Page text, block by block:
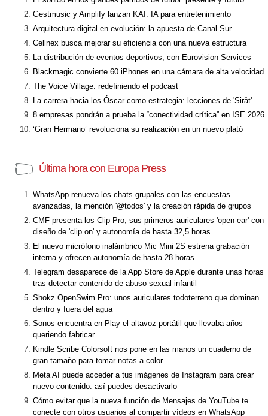
Gestmusic y Amplify lanzan KAI: IA para entretenimiento
Arquitectura digital en evolución: la apuesta de Canal Sur
Cellnex busca mejorar su eficiencia con una nueva estructura
La distribución de eventos deportivos, con Eurovision Services
Blackmagic convierte 60 iPhones en una cámara de alta velocidad
The Voice Village: redefiniendo el podcast
La carrera hacia los Óscar como estrategia: lecciones de 'Sirât'
8 empresas pondrán a prueba la “conectividad crítica” en ISE 2026
‘Gran Hermano’ revoluciona su realización en un nuevo plató
Última hora con Europa Press
WhatsApp renueva los chats grupales con las encuestas
avanzadas, la mención '@todos' y la creación rápida de grupos
CMF presenta los Clip Pro, sus primeros auriculares 'open-ear' con
diseño de 'clip on' y autonomía de hasta 32,5 horas
El nuevo micrófono inalámbrico Mic Mini 2S estrena grabación
interna y ofrecen autonomía de hasta 28 horas
Telegram desaparece de la App Store de Apple durante unas horas
tras detectar contenido de abuso sexual infantil
Shokz OpenSwim Pro: unos auriculares todoterreno que dominan
dentro y fuera del agua
Sonos encuentra en Play el altavoz portátil que llevaba años
queriendo fabricar
Kindle Scribe Colorsoft nos pone en las manos un cuaderno de
gran tamaño para tomar notas a color
Meta AI puede acceder a tus imágenes de Instagram para crear
nuevo contenido: así puedes desactivarlo
Cómo evitar que la nueva función de Mensajes de YouTube te
conecte con otros usuarios al compartir vídeos en WhatsApp